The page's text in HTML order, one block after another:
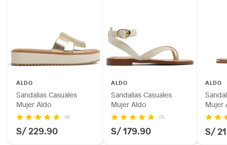
ALDO
Sandalias Casuales
Mujer Aldo
(9)
S/ 229.90
ALDO
Sandalias Casuales
Mujer Aldo
(5)
S/ 179.90
ALDO
Mujer
S/